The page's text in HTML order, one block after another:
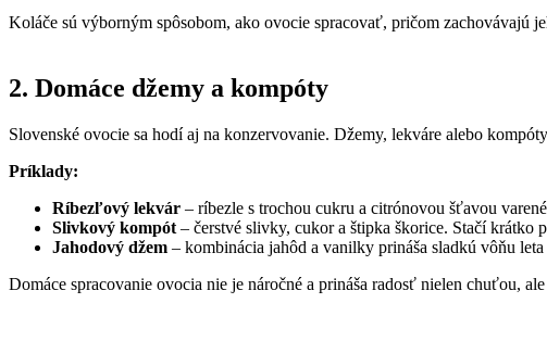
Koláče sú výborným spôsobom, ako ovocie spracovať, pričom zachovávajú
2. Domáce džemy a kompóty
Slovenské ovocie sa hodí aj na konzervovanie. Džemy, lekváre alebo
Príklady:
Ríbezľový lekvár – ríbezle s trochou cukru a citrónovou šťavou
Slivkový kompót – čerstvé slivky, cukor a štipka škorice. Stačí krátko
Jahodový džem – kombinácia jahôd a vanilky prináša sladkú vôňu
Domáce spracovanie ovocia nie je náročné a prináša radosť nielen chuťou,